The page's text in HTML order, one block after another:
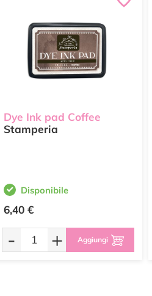
Dye Ink pad Coffee
Stamperia
Disponibile
6,40 €
- + Aggiungi